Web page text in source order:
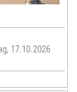
17.10.2026